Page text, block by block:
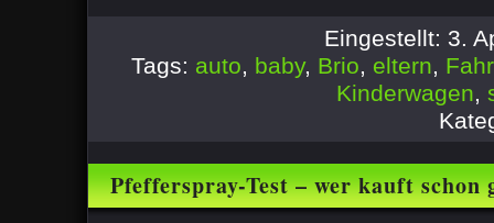
Eingestellt: 3.
Tags: auto, baby, Brio, eltern,
Kinderwagen,
Pfefferspray-Test – wer kauft schon